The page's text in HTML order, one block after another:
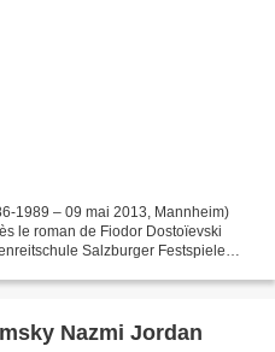
1989 – 09 mai 2013, Mannheim)
le roman de Fiodor Dostoïevski
Salzburger Festspiele
Nazmi Jordan